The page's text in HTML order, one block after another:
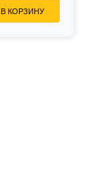
В КОРЗИНУ